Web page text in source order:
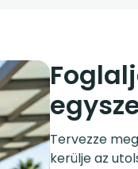
Tervezze
kerülje az